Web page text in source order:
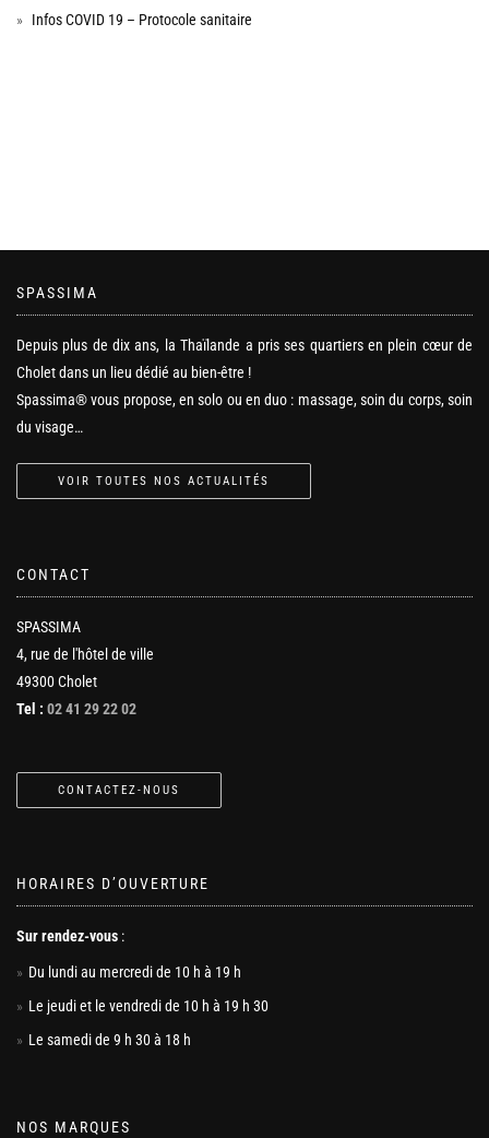
Infos COVID 19 – Protocole sanitaire
SPASSIMA
Depuis plus de dix ans, la Thaïlande a pris ses quartiers en plein cœur de
Cholet dans un lieu dédié au bien-être !
Spassima® vous propose, en solo ou en duo : massage, soin du corps, soin
du visage…
VOIR TOUTES NOS ACTUALITÉS
CONTACT
SPASSIMA
4, rue de l'hôtel de ville
49300 Cholet
Tel : 02 41 29 22 02
CONTACTEZ-NOUS
HORAIRES D’OUVERTURE
Sur rendez-vous :
Du lundi au mercredi de 10 h à 19 h
Le jeudi et le vendredi de 10 h à 19 h 30
Le samedi de 9 h 30 à 18 h
NOS MARQUES